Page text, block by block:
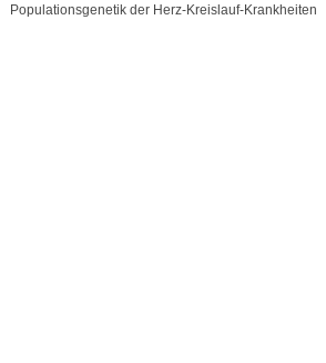
Populationsgenetik der Herz-Kreislauf-Krankheiten